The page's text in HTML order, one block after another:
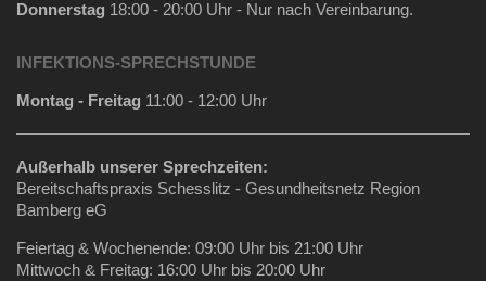
Donnerstag 18:00 - 20:00 Uhr - Nur nach Vereinbarung.
INFEKTIONS-SPRECHSTUNDE
Montag - Freitag 11:00 - 12:00 Uhr
Außerhalb unserer Sprechzeiten:
Bereitschaftspraxis Schesslitz - Gesundheitsnetz Region
Bamberg eG
Feiertag & Wochenende: 09:00 Uhr bis 21:00 Uhr
Mittwoch & Freitag: 16:00 Uhr bis 20:00 Uhr